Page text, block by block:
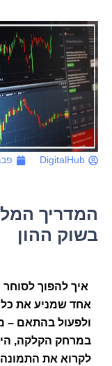
DigitalHub
המדריך
בשוק ההון
איך להפוך
אחד שמניע את כל
ולפעול בהתאם –
במרחק הקלקה,
לקרוא את התמונה